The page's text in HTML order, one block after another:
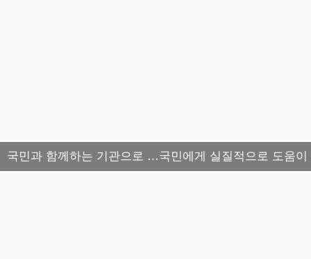
국민과 함께하는 기관으로 …국민에게 실질적으로 도움이